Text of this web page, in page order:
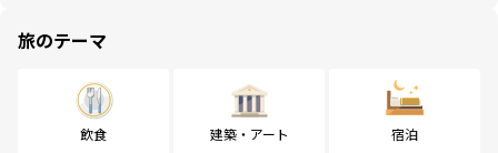
旅のテーマ
飲食 建築・アート 宿泊